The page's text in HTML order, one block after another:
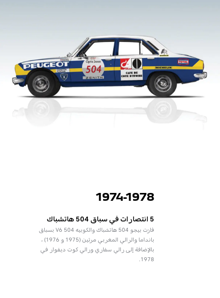
1974-1978
5 انتصارات في سباق 504 هاتشباك
فازت بيجو 504 هاتشباك والكوبيه 504 V6 بسباق
بانداما والرالي المغربي مرتين (1975 و 1976) ،
بالإضافة إلى رالي سفاري ورالي كوت ديفوار في
1978.